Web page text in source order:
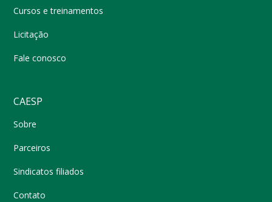
Cursos e treinamentos
Licitação
Fale conosco
CAESP
Sobre
Parceiros
Sindicatos filiados
Contato